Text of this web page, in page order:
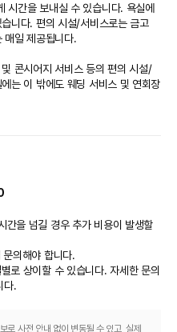
시간을 보내실 수 있습니다. 욕실에
니다. 편의 시설/서비스로는 금고
매일 제공됩니다.
콘시어지 서비스 등의 편의 시설/
는 이 밖에도 웨딩 서비스 및 연회장
수 있어요. 아침 식사(뷔페)를 매일
에서 제한 주차 이용이 가능합니다.
~ 2026년 6월 26일에 이용하실
간을 넘길 경우 추가 비용이 발생할
의해야 합니다.
로 상이할 수 있습니다. 자세한 문의
다.
로 사전 안내 없이 변동될 수 있고, 실제